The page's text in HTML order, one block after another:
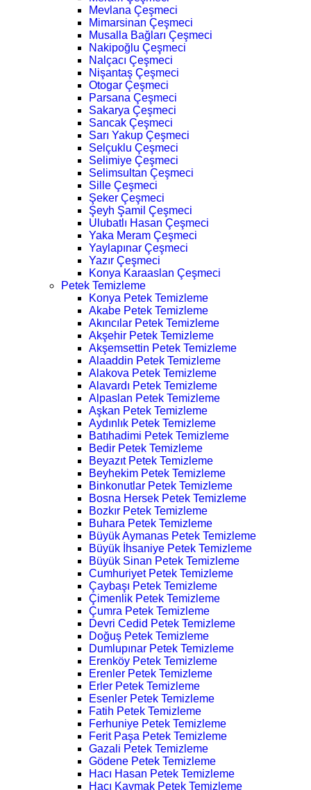
Mevlana Çeşmeci
Mimarsinan Çeşmeci
Musalla Bağları Çeşmeci
Nakipoğlu Çeşmeci
Nalçacı Çeşmeci
Nişantaş Çeşmeci
Otogar Çeşmeci
Parsana Çeşmeci
Sakarya Çeşmeci
Sancak Çeşmeci
Sarı Yakup Çeşmeci
Selçuklu Çeşmeci
Selimiye Çeşmeci
Selimsultan Çeşmeci
Sille Çeşmeci
Şeker Çeşmeci
Şeyh Şamil Çeşmeci
Ulubatlı Hasan Çeşmeci
Yaka Meram Çeşmeci
Yaylapınar Çeşmeci
Yazır Çeşmeci
Konya Karaaslan Çeşmeci
Petek Temizleme
Konya Petek Temizleme
Akabe Petek Temizleme
Akıncılar Petek Temizleme
Akşehir Petek Temizleme
Akşemsettin Petek Temizleme
Alaaddin Petek Temizleme
Alakova Petek Temizleme
Alavardı Petek Temizleme
Alpaslan Petek Temizleme
Aşkan Petek Temizleme
Aydınlık Petek Temizleme
Batıhadimi Petek Temizleme
Bedir Petek Temizleme
Beyazıt Petek Temizleme
Beyhekim Petek Temizleme
Binkonutlar Petek Temizleme
Bosna Hersek Petek Temizleme
Bozkır Petek Temizleme
Buhara Petek Temizleme
Büyük Aymanas Petek Temizleme
Büyük İhsaniye Petek Temizleme
Büyük Sinan Petek Temizleme
Cumhuriyet Petek Temizleme
Çaybaşı Petek Temizleme
Çimenlik Petek Temizleme
Çumra Petek Temizleme
Devri Cedid Petek Temizleme
Doğuş Petek Temizleme
Dumlupınar Petek Temizleme
Erenköy Petek Temizleme
Erenler Petek Temizleme
Erler Petek Temizleme
Esenler Petek Temizleme
Fatih Petek Temizleme
Ferhuniye Petek Temizleme
Ferit Paşa Petek Temizleme
Gazali Petek Temizleme
Gödene Petek Temizleme
Hacı Hasan Petek Temizleme
Hacı Kaymak Petek Temizleme